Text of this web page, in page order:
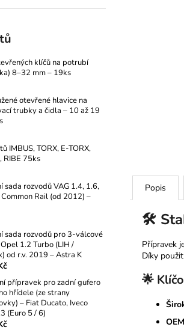
klíčů na potrubí
8–32 mm – 19ks
otevřené hlavice na
trubky a čidla – 10 až 19
IMBUS, TORX, E-TORX,
RIBE 75ks
sada rozvodů VAG 1.4, 1.6,
Rail (od 2012) –
sada rozvodů pro 3-válcové
1.2 Turbo (LIH /
od r.v. 2019 – Astra K
přípravek pro zadní gufero
hřídele (ze strany
– Fiat Ducato, Iveco
(Euro 5 / 6)
Popis
🛠️
Přípravek
Díky
🌟